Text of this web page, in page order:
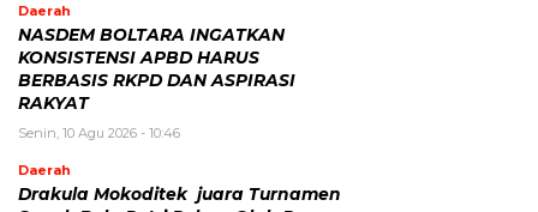
Daerah
NASDEM BOLTARA INGATKAN
KONSISTENSI APBD HARUS
BERBASIS RKPD DAN ASPIRASI
RAKYAT
Senin, 10 Agu 2026 - 10:46
Daerah
Drakula Mokoditek juara Turnamen